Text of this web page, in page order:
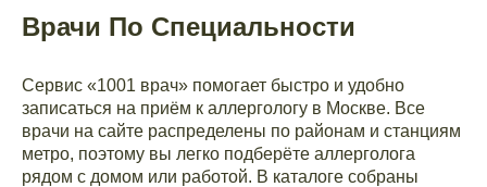
Врачи По Специальности
Сервис «1001 врач» помогает быстро и удобно
записаться на приём к аллергологу в Москве. Все
врачи на сайте распределены по районам и станциям
метро, поэтому вы легко подберёте аллерголога
рядом с домом или работой. В каталоге собраны